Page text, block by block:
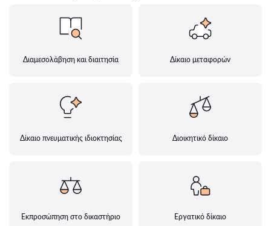
Διαμεσολάβηση και διαιτησία Δίκαιο μεταφορών
Δίκαιο πνευματικής ιδιοκτησίας Διοικητικό δίκαιο
Εκπροσώπηση στο δικαστήριο Εργατικό δίκαιο